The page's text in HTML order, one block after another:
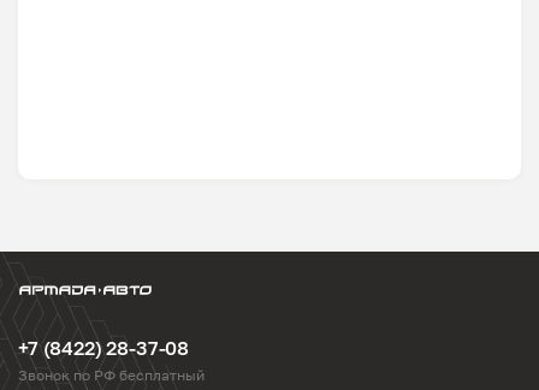
+7 (8422) 28-37-08
Звонок по РФ бесплатный